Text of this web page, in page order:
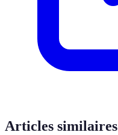
Articles similaires